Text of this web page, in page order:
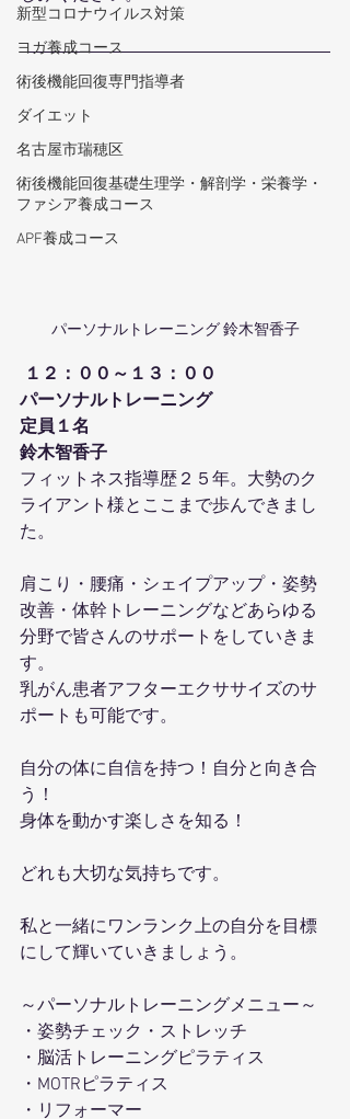
新型コロナウイルス対策
ヨガ養成コース
術後機能回復専門指導者
ダイエット
名古屋市瑞穂区
術後機能回復基礎生理学・解剖学・栄養学・
ファシア養成コース
APF養成コース
パーソナルトレーニング 鈴木智香子
１２：００～１３：００
パーソナルトレーニング
定員１名
鈴木智香子
フィットネス指導歴２５年。大勢のク
ライアント様とここまで歩んできまし
た。
肩こり・腰痛・シェイプアップ・姿勢
改善・体幹トレーニングなどあらゆる
分野で皆さんのサポートをしていきま
す。
乳がん患者アフターエクササイズのサ
ポートも可能です。
自分の体に自信を持つ！自分と向き合
う！
身体を動かす楽しさを知る！
どれも大切な気持ちです。
私と一緒にワンランク上の自分を目標
にして輝いていきましょう。
～パーソナルトレーニングメニュー～
・姿勢チェック・ストレッチ
・脳活トレーニングピラティス
・MOTRピラティス
・リフォーマー